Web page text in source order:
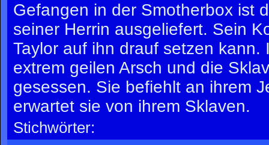
Gefangen in der Smotherbox ist
seiner Herrin ausgeliefert. Sein
Taylor auf ihn drauf setzen
extrem geilen Arsch und die
gesessen. Sie befiehlt an ihrem
erwartet sie von ihrem Sklaven.
Stichwörter: